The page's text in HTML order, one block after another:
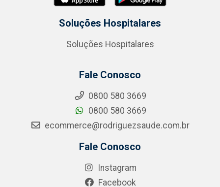
Soluções Hospitalares
Soluções Hospitalares
Fale Conosco
0800 580 3669
0800 580 3669
ecommerce@rodriguezsaude.com.br
Fale Conosco
Instagram
Facebook